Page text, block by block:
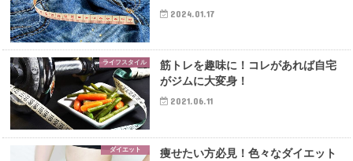
2024.01.17
ライフスタイル
筋トレを趣味に！コレがあれば自宅
がジムに大変身！
2021.06.11
ダイエット
痩せたい方必見！色々なダイエット